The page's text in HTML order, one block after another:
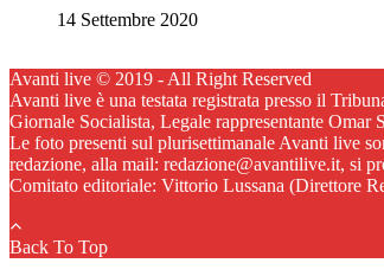
14 Settembre 2020
Avanti live © 2019 - All Right Reserved
Avanti live è una testata registrata presso il
Giornale Socialista, Legale rappresentante
Le foto presenti sul plurisettimanale Avanti live
redazione, alla mail: redazione@avantilive.it, si
Comitato editoriale: Vittorio Lussana (Direttore
Back To Top